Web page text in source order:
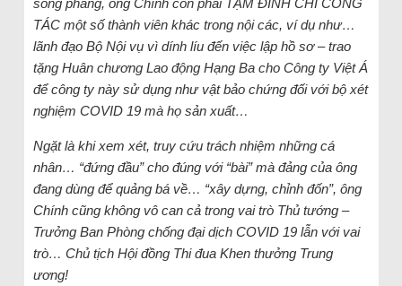
TÁC một số thành viên khác trong nội các, ví dụ như…
lãnh đạo Bộ Nội vụ vì dính líu đến việc lập hồ sơ – trao
tặng Huân chương Lao động Hạng Ba cho Công ty Việt Á
để công ty này sử dụng như vật bảo chứng đối với bộ xét
nghiệm COVID 19 mà họ sản xuất…
Ngặt là khi xem xét, truy cứu trách nhiệm những cá
nhân… “đứng đầu” cho đúng với “bài” mà đảng của ông
đang dùng để quảng bá về… “xây dựng, chỉnh đốn”, ông
Chính cũng không vô can cả trong vai trò Thủ tướng –
Trưởng Ban Phòng chống đại dịch COVID 19 lẫn với vai
trò… Chủ tịch Hội đồng Thi đua Khen thưởng Trung
ương!